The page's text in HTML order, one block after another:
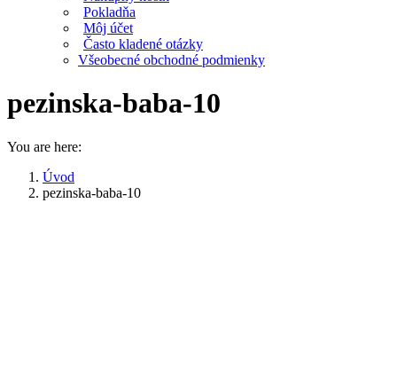
Pokladňa
Môj účet
Často kladené otázky
Všeobecné obchodné podmienky
pezinska-baba-10
You are here:
Úvod
pezinska-baba-10